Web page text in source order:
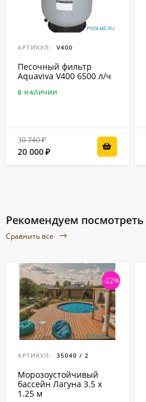
АРТИКУЛ: V400
Песочный фильтр
Aquaviva V400 6500 л/ч
В НАЛИЧИИ
30 740 ₽
20 000₽
Рекомендуем посмотреть
Сравнить все
-22%
АРТИКУЛ: 35040 / 2
Морозоустойчивый
бассейн Лагуна 3.5 х
1.25 м